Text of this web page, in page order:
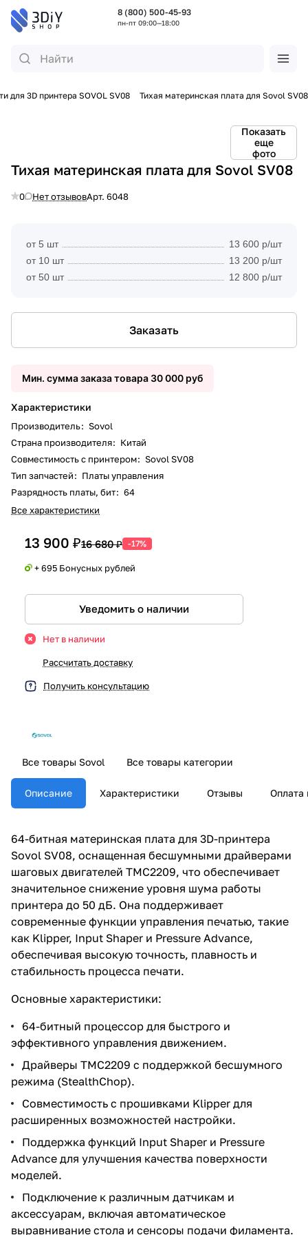
8 (800) 500-45-93
пн-пт 09:00—18:00
для 3D принтера SOVOL SV08 Тихая материнская плата для Sovol SV08
Показать
еще
фото
Тихая материнская плата для Sovol SV08
0 Нет отзывовАрт. 6048
от 5 шт
13 600 р/шт
от 10 шт
13 200 р/шт
от 50 шт
12 800 р/шт
Заказать
Мин. сумма заказа товара 30 000 руб
Характеристики
Производитель: Sovol
Страна производителя: Китай
Совместимость с принтером: Sovol SV08
Тип запчастей: Платы управления
Разрядность платы, бит: 64
Все характеристики
13 900 ₽16 680 ₽ -17%
+ 695 Бонусных рублей
Уведомить о наличии
Нет в наличии
Рассчитать доставку
Получить консультацию
Все товары Sovol Все товары категории
Описание Характеристики Отзывы Оплата
64-битная материнская плата для 3D-принтера
Sovol SV08, оснащенная бесшумными драйверами
шаговых двигателей TMC2209, что обеспечивает
значительное снижение уровня шума работы
принтера до 50 дБ. Она поддерживает
современные функции управления печатью, такие
как Klipper, Input Shaper и Pressure Advance,
обеспечивая высокую точность, плавность и
стабильность процесса печати.
Основные характеристики:
64-битный процессор для быстрого и
эффективного управления движением.
Драйверы TMC2209 с поддержкой бесшумного
режима (StealthChop).
Совместимость с прошивками Klipper для
расширенных возможностей настройки.
Поддержка функций Input Shaper и Pressure
Advance для улучшения качества поверхности
моделей.
Подключение к различным датчикам и
аксессуарам, включая автоматическое
выравнивание стола и сенсоры подачи филамента.